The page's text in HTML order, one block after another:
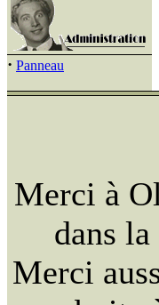
· Panneau
Merci à
dans
Merci